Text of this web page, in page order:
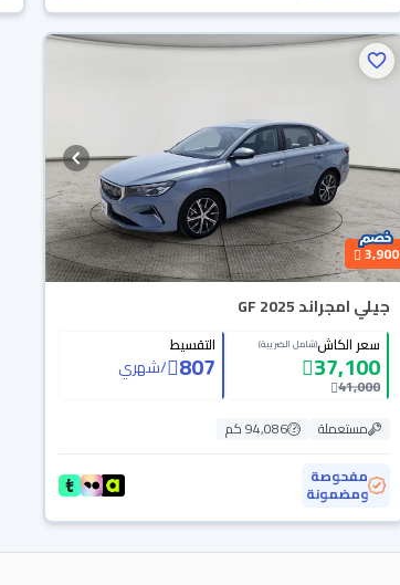
3,900
جيلي امجراند GF 2025
سعر الكاش(شامل الضريبة)
37,100
41,000
التقسيط
807
/شهري
مستعملة
94,086 كم
مفحوصة
ومضمونة